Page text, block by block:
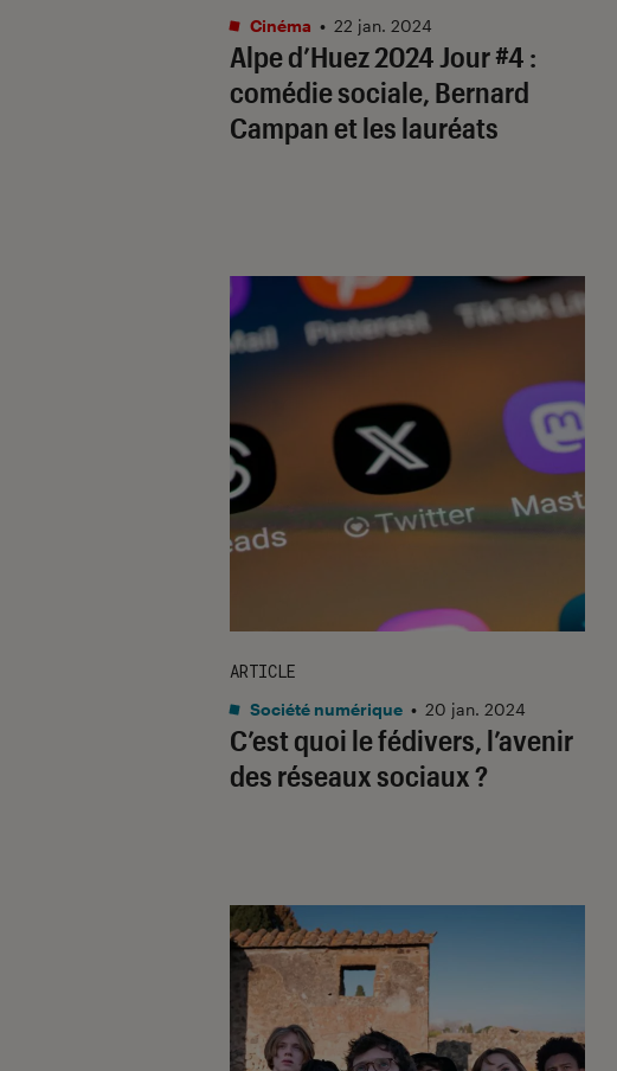
Alpe d’Huez 2024 Jour #4 :
comédie sociale, Bernard
Campan et les lauréats
Cinéma • 22 jan. 2024
C’est quoi le fédivers, l’avenir
des réseaux sociaux ?
ARTICLE
Société numérique • 20 jan. 2024